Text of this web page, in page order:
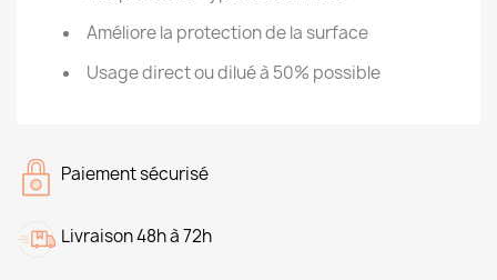
Améliore la protection de la surface
Usage direct ou dilué à 50% possible
Paiement sécurisé
Livraison 48h à 72h